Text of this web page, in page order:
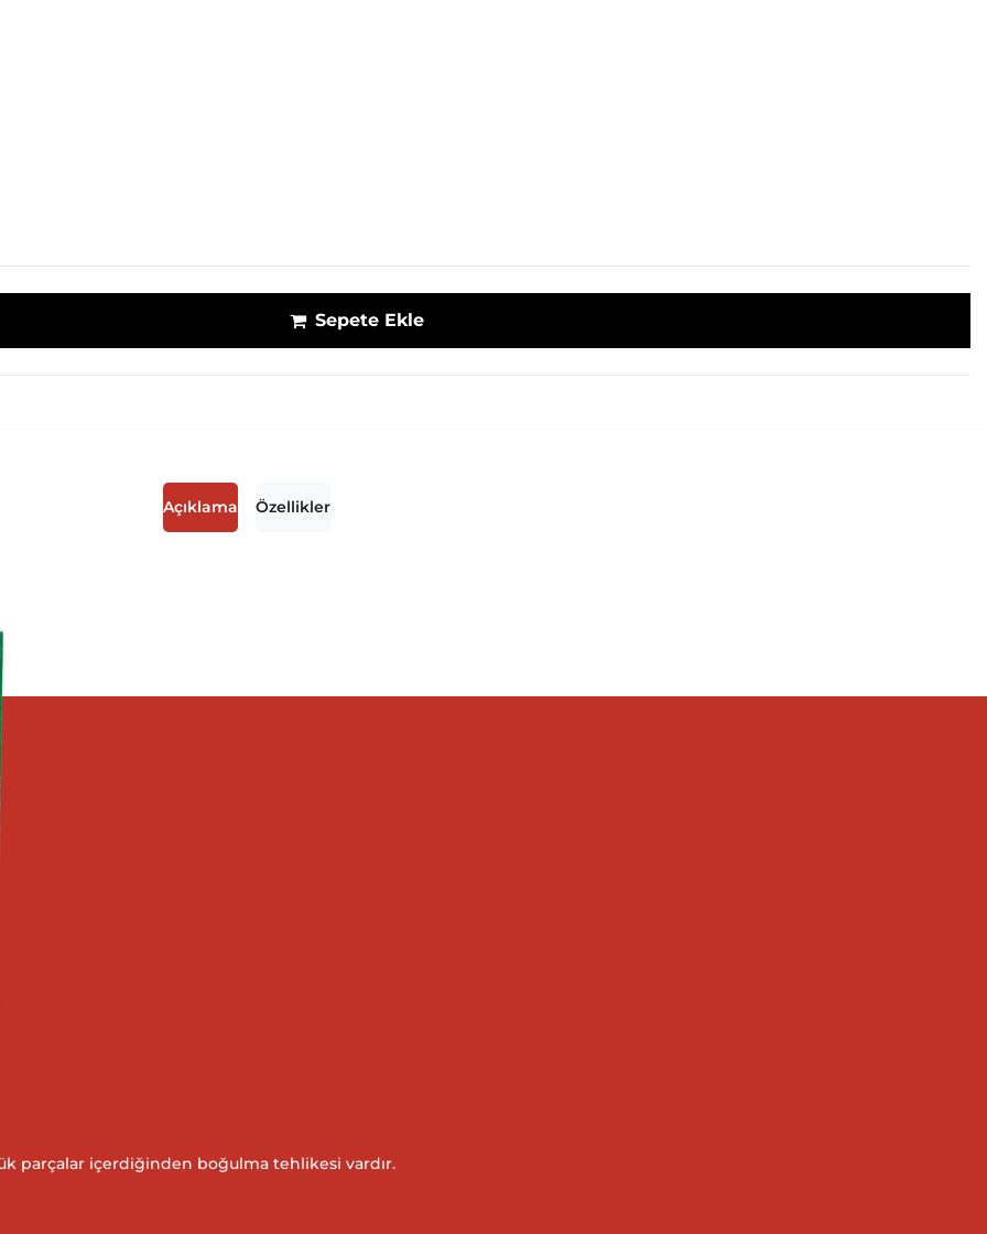
Sepete Ekle
Açıklama Özellikler
parçalar içerdiğinden boğulma tehlikesi vardır.